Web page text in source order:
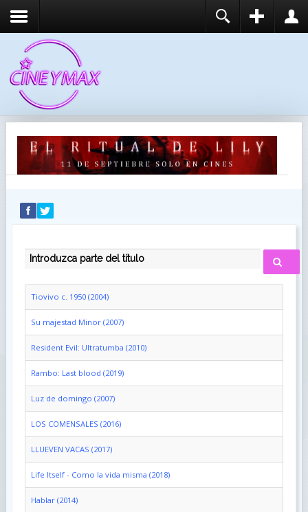
RECUÉRDEME
IDENTIFICARSE
INTRODUZCA PARTE DEL TÍTULO
Tiovivo c. 1950 (2004)
Su majestad Minor (2007)
Resident Evil: Ultratumba (2010)
Rambo: Last blood (2019)
Luz de domingo (2007)
LOS COMENSALES (2016)
LLUEVEN VACAS (2017)
Life Itself - Como la vida misma (2018)
Hablar (2014)